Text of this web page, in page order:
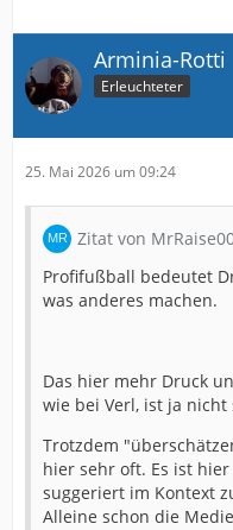
Arminia-Rotti
Erleuchteter
25. Mai 2026 um 09:24
Zitat von
Profifußball bedeutet
was anderes machen.
Das hier mehr Druck
wie bei Verl, ist ja nicht
Trotzdem
hier sehr oft. Es ist
suggeriert im Kontext
Alleine schon die